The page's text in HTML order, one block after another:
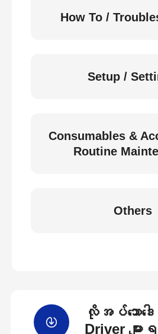
How To /
Setup /
Consumables &
Routine
Others
လိုအပ်သောဒေါ
Driver မျ